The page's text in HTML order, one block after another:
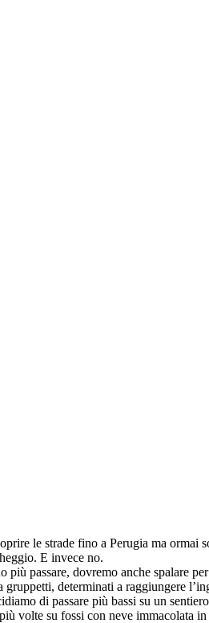
le strade fino a Perugia ma
E invece no.
passare, dovremo anche spalare
determinati a raggiungere
di passare più bassi su un
volte su fossi con neve immacolata